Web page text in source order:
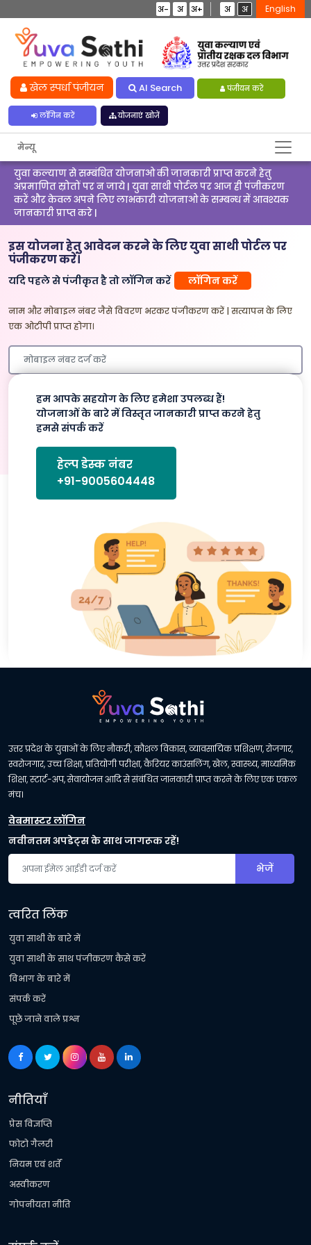
अ- अ अ+ अ अ English
खेल स्पर्धा पंजीयन AI Search पंजीयन करें
लॉगिन करें योजनाएं खोजें
मेन्यू
युवा कल्याण से सम्बंधित योजनाओ की जानकारी प्राप्त करने हेतु
अप्रमाणित स्रोतों पर न जाये | युवा साथी पोर्टल पर आज ही पंजीकरण
करें और केवल अपने लिए लाभकारी योजनाओ के सम्बन्ध में आवश्यक
जानकारी प्राप्त करे |
इस योजना हेतु आवेदन करने के लिए युवा साथी पोर्टल पर
पंजीकरण करें।
यदि पहले से पंजीकृत है तो लॉगिन करें लॉगिन करें
नाम और मोबाइल नंबर जैसे विवरण भरकर पंजीकरण करें | सत्यापन के लिए
एक ओटीपी प्राप्त होगा।
प्रमाणित करे
हम आपके सहयोग के लिए हमेशा उपलब्ध हैं!
योजनाओं के बारे में विस्तृत जानकारी प्राप्त करने हेतु
हमसे संपर्क करें
हेल्प डेस्क नंबर
+91-9005604448
उत्तर प्रदेश के युवाओं के लिए नौकरी, कौशल विकास, व्यावसायिक प्रशिक्षण, रोजगार,
स्वरोजगार, उच्च शिक्षा, प्रतियोगी परीक्षा, कैरियर काउंसलिंग, खेल, स्वास्थ्य, माध्यमिक
शिक्षा, स्टार्ट-अप, सेवायोजन आदि से संबंधित जानकारी प्राप्त करने के लिए एक एकल
मंच।
वेबमास्टर लॉगिन
नवीनतम अपडेट्स के साथ जागरूक रहें!
भेजें
त्वरित लिंक
युवा साथी के बारे में
युवा साथी के साथ पंजीकरण कैसे करें
विभाग के बारे में
संपर्क करें
पूछे जाने वाले प्रश्न
नीतियाँ
प्रेस विज्ञप्ति
फोटो गैलरी
नियम एवं शर्तें
अस्वीकरण
गोपनीयता नीति